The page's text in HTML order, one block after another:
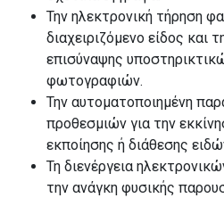
Την ηλεκτρονική τήρηση
διαχειριζόμενο είδος και
επισύναψης
φωτογραφιών.
Την αυτοματοποιημένη
προθεσμιών για την
εκποίησης ή διάθεσης
Τη διενέργεια
την ανάγκη φυσικής